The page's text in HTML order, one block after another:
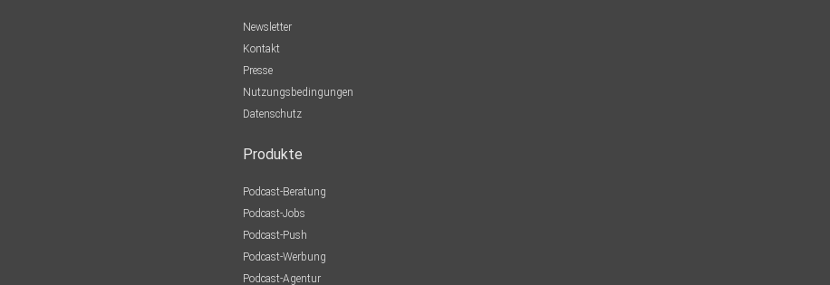
Newsletter
Kontakt
Presse
Nutzungsbedingungen
Datenschutz
Produkte
Podcast-Beratung
Podcast-Jobs
Podcast-Push
Podcast-Werbung
Podcast-Agentur